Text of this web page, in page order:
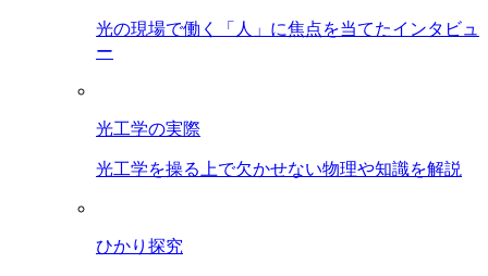
光の現場で働く「人」に焦点を当てたインタビュ
ー
光工学の実際
光工学を操る上で欠かせない物理や知識を解説
ひかり探究